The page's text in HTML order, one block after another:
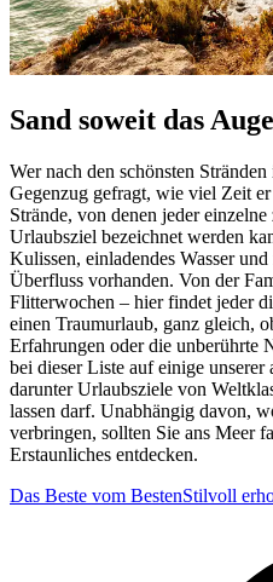
Sand soweit das
Wer nach den schönsten
Gegenzug gefragt, wie viel Zeit
Strände, von denen jeder
Urlaubsziel bezeichnet werden
Kulissen, einladendes Wasser
Überfluss vorhanden. Von der
Flitterwochen – hier findet jeder
einen Traumurlaub, ganz gleich,
Erfahrungen oder die unberührte
bei dieser Liste auf einige unserer
darunter Urlaubsziele von
lassen darf. Unabhängig davon,
verbringen, sollten Sie ans Meer
Erstaunliches entdecken.
Das Beste vom BestenStilvoll